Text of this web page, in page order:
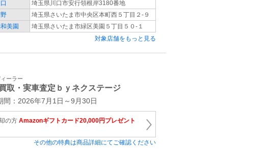
埼玉県川口市安行領根岸3180番地
埼玉県さいたま市中央区本町西５丁目２-９
美園
埼玉県さいたま市緑区美園５丁目５０-１
対象店舗をもっと見る
ーラー
取・実車査定ｂｙネクステージ
間：2026年7月1日～9月30日
の方 Amazonギフトカード20,000円プレゼント
その他の特典は商品詳細にてご確認ください